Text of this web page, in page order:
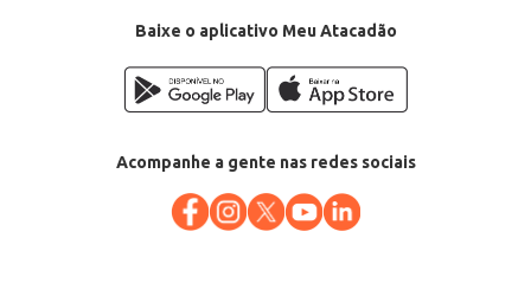
Baixe o aplicativo Meu Atacadão
Acompanhe a gente nas redes sociais